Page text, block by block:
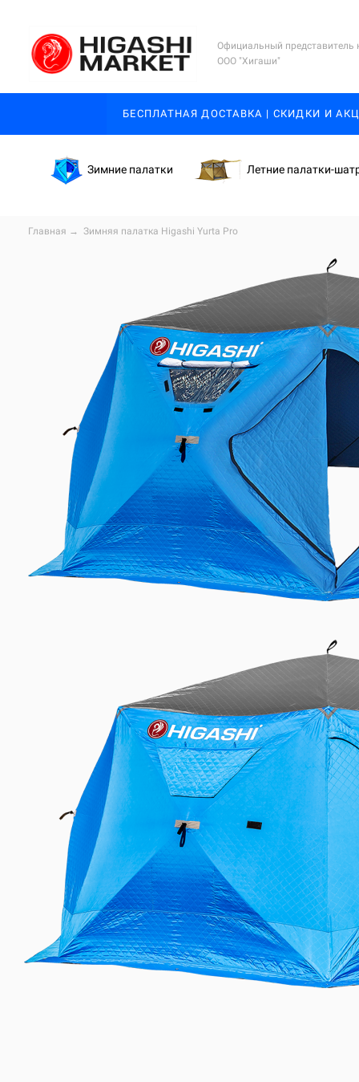
Официальный представитель
ООО "Хигаши"
БЕСПЛАТНАЯ ДОСТАВКА | СКИДКИ И
Зимние палатки Летние палатки-
Главная → Зимняя палатка Higashi Yurta Pro